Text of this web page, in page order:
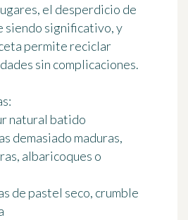
el desperdicio de
siendo significativo, y
permite reciclar
sin complicaciones.
natural batido
demasiado maduras,
albaricoques o
de pastel seco, crumble